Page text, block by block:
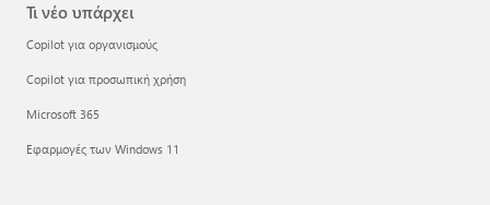
Τι νέο υπάρχει
Copilot για οργανισμούς
Copilot για προσωπική χρήση
Microsoft 365
Εφαρμογές των Windows 11